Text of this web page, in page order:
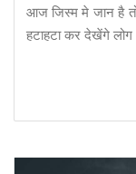
आज जिस्म मे जान है
हटाहटा कर देखेंगे